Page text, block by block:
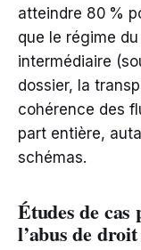
atteindre 80 %
que le régime du
intermédiaire
dossier, la
cohérence des
part entière,
schémas.
Études de cas
l’abus de